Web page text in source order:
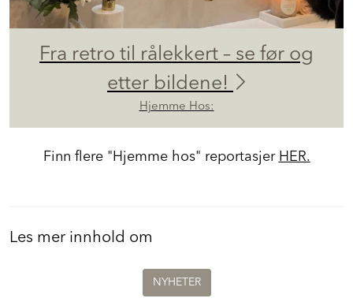
Fra retro til rålekkert – se før og
etter bildene!
Hjemme Hos:
Finn flere "Hjemme hos" reportasjer HER.
Les mer innhold om
NYHETER